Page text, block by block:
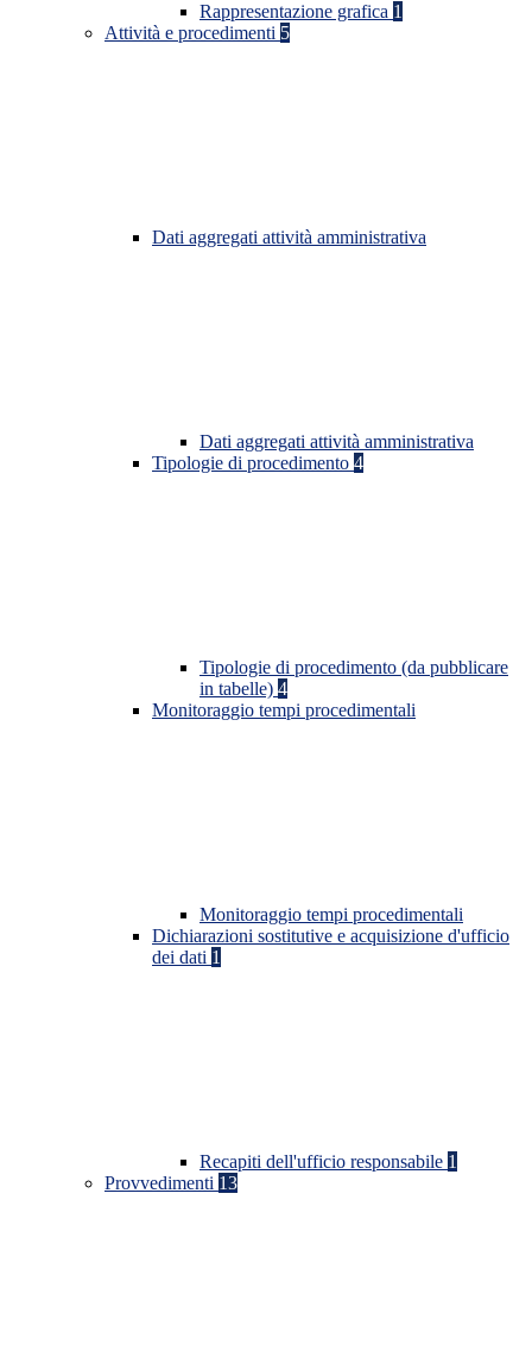
Rappresentazione grafica 1
Attività e procedimenti 5
Dati aggregati attività amministrativa
Dati aggregati attività amministrativa
Tipologie di procedimento 4
Tipologie di procedimento (da pubblicare
in tabelle) 4
Monitoraggio tempi procedimentali
Monitoraggio tempi procedimentali
Dichiarazioni sostitutive e acquisizione d'ufficio
dei dati 1
Recapiti dell'ufficio responsabile 1
Provvedimenti 13